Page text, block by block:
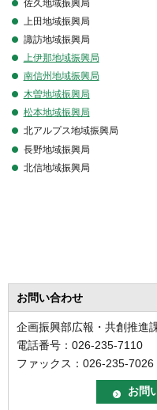
佐久地域振興局
上田地域振興局
諏訪地域振興局
上伊那地域振興局
南信州地域振興局
木曽地域振興局
松本地域振興局
北アルプス地域振興局
長野地域振興局
北信地域振興局
お問い合わせ
企画振興部広報・共創推進
電話番号：026-235-7110
ファックス：026-235-7026